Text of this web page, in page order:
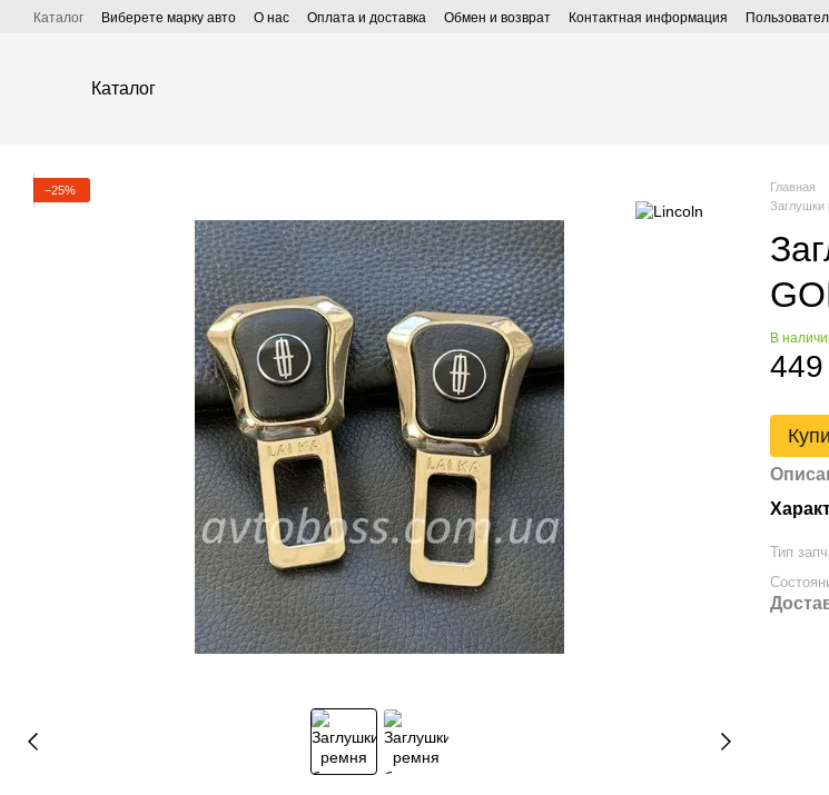
Перейти к основному контенту
Каталог Виберете марку авто О нас Оплата и доставка Обмен и возврат Контактная информация
Каталог
−25% Главная
Заглушки
В
449
Тип